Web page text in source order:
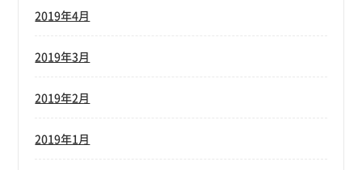
2019年4月
2019年3月
2019年2月
2019年1月